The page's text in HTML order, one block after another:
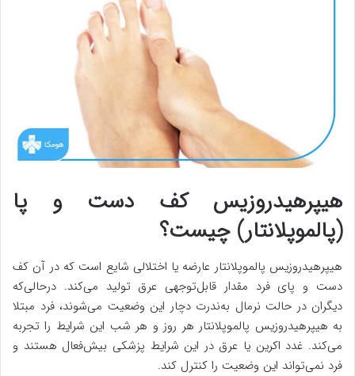
هیپرهیدروزیس کف دست و پا
(پالموپلانتار) چیست؟
هیپرهیدروزیس پالموپلانتار عارضه‌ یا اختلالی شایع است که در آن کف
دست و پای فرد مقدار قابل‌توجهی عرق تولید می‌کند. درحالی‌که
دیگران در حالت نرمال به‌ندرت دچار این وضعیت می‌شوند، فرد مبتلا
به هیپرهیدروزیس پالموپلانتار هر روز و هر شب این شرایط را تجربه
می‌کند. غدد اکرین یا عرق در این شرایط پزشکی بیش‌فعال هستند و
فرد نمی‌تواند این وضعیت را کنترل کند.